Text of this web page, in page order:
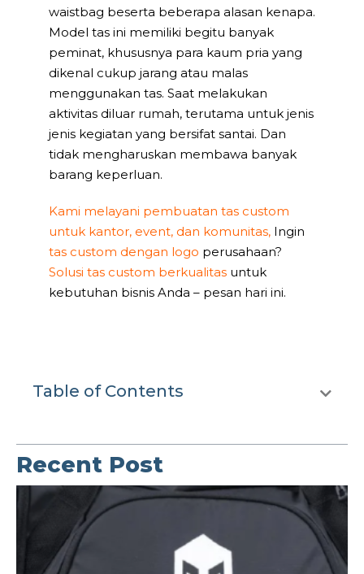
waistbag beserta beberapa alasan kenapa.
Model tas ini memiliki begitu banyak
peminat, khususnya para kaum pria yang
dikenal cukup jarang atau malas
menggunakan tas. Saat melakukan
aktivitas diluar rumah, terutama untuk jenis
jenis kegiatan yang bersifat santai. Dan
tidak mengharuskan membawa banyak
barang keperluan.
Kami melayani pembuatan tas custom
untuk kantor, event, dan komunitas, Ingin
tas custom dengan logo perusahaan?
Solusi tas custom berkualitas untuk
kebutuhan bisnis Anda – pesan hari ini.
Table of Contents
Recent Post